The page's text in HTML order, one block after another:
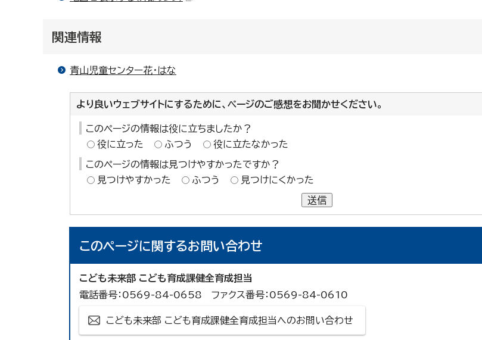
関連情報
青山児童センター花・はな
より良いウェブサイトにするために、ページのご感想をお聞かせください。
このページの情報は役に立ちましたか？
役に立った
ふつう 役に立たなかった
このページの情報は見つけやすかったですか？
見つけやすかった
ふつう 見つけにくかった
送信
このページに関するお問い合わせ
こども未来部 こども育成課健全育成担当
電話番号：0569-84-0658 ファクス番号：0569-84-0610
こども未来部 こども育成課健全育成担当へのお問い合わせ